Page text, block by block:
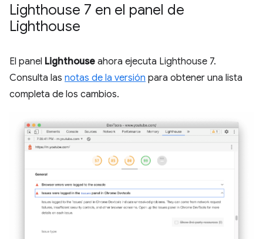
Lighthouse 7 en el panel de
Lighthouse
El panel Lighthouse ahora ejecuta Lighthouse 7.
Consulta las notas de la versión para obtener una lista
completa de los cambios.